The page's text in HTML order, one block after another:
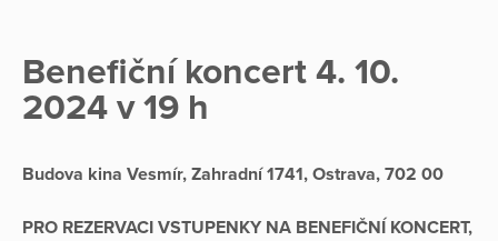
Benefiční koncert 4. 10.
2024 v 19 h
Budova kina Vesmír, Zahradní 1741, Ostrava, 702 00
PRO REZERVACI VSTUPENKY NA BENEFIČNÍ KONCERT,